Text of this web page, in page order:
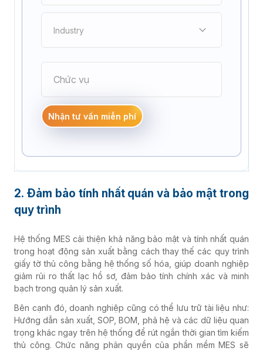
Industry
Điện tử
Dược phẩm
F&B
Nhận tư vấn miễn phí
2. Đảm bảo tính nhất quán và bảo mật trong
quy trình
Hệ thống MES cải thiện khả năng bảo mật và tính nhất quán
trong hoạt động sản xuất bằng cách thay thế các quy trình
giấy tờ thủ công bằng hệ thống số hóa, giúp doanh nghiệp
giảm rủi ro thất lạc hồ sơ, đảm bảo tính chính xác và minh
bạch trong quản lý sản xuất.
Bên cạnh đó, doanh nghiệp cũng có thể lưu trữ tài liệu như:
Hướng dẫn sản xuất, SOP, BOM, phả hệ và các dữ liệu quan
trọng khác ngay trên hệ thống để rút ngắn thời gian tìm kiếm
thủ công. Chức năng phân quyền của phần mềm MES sẽ